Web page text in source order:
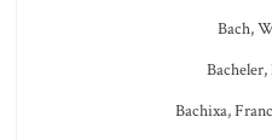
Bach,
Bachixa,